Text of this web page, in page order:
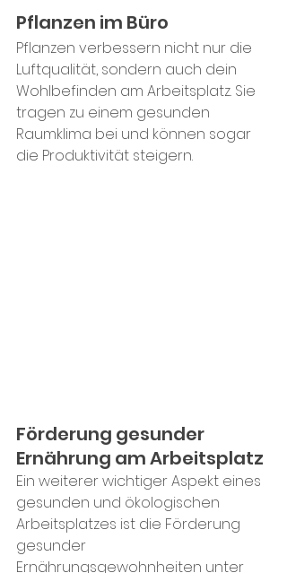
Pflanzen im Büro
Pflanzen verbessern nicht nur die
Luftqualität, sondern auch dein
Wohlbefinden am Arbeitsplatz. Sie
tragen zu einem gesunden
Raumklima bei und können sogar
die Produktivität steigern.
Förderung gesunder
Ernährung am Arbeitsplatz
Ein weiterer wichtiger Aspekt eines
gesunden und ökologischen
Arbeitsplatzes ist die Förderung
gesunder
Ernährungsgewohnheiten unter